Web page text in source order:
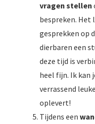
vragen stellen
bespreken. Het
gesprekken op
dierbaren een
deze tijd is
heel fijn. Ik kan
verrassend
oplevert!
Tijdens een